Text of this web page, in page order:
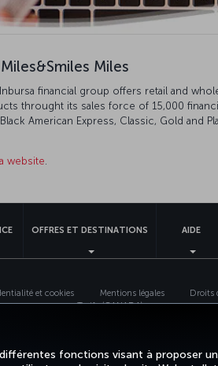
fonctions visant à proposer
Miles
financial group offers retail and
throught its sales force of 15,000
American Express, Classic, Gold and
website.
OFFRES ET DESTINATIONS AIDE
et cookies Mentions légales Droits
Tarifs (CANADA)